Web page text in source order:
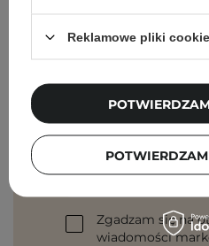
Pielęgnacyjne
beauty nowości -
Podaj swój adres
Zgadzam się na
wiadomości
Reklamowe pliki cookie